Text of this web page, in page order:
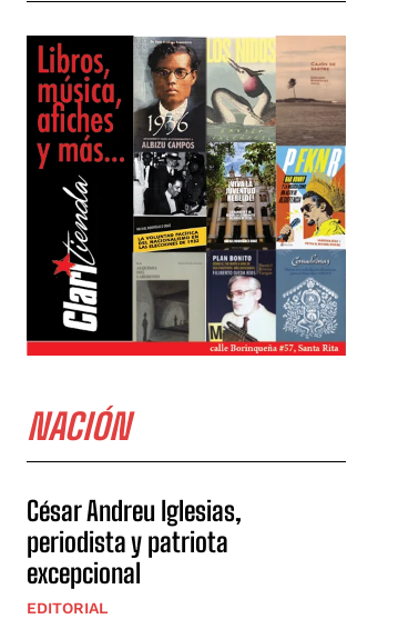
NACIÓN
César Andreu Iglesias,
periodista y patriota
excepcional
EDITORIAL